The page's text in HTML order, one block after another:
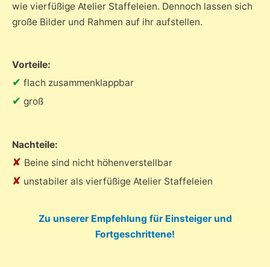
wie vierfüßige Atelier Staffeleien. Dennoch lassen sich
große Bilder und Rahmen auf ihr aufstellen.
Vorteile:
✔ flach zusammenklappbar
✔ groß
Nachteile:
✘ Beine sind nicht höhenverstellbar
✘ unstabiler als vierfüßige Atelier Staffeleien
Zu unserer Empfehlung für Einsteiger und
Fortgeschrittene!